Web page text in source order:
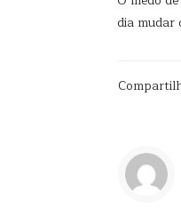
dia mudar